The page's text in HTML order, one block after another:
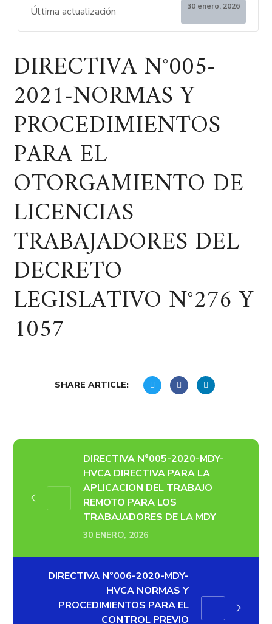
Última actualización 30 enero, 2026
DIRECTIVA N°005-
2021-NORMAS Y
PROCEDIMIENTOS
PARA EL
OTORGAMIENTO DE
LICENCIAS
TRABAJADORES DEL
DECRETO
LEGISLATIVO N°276 Y
1057
SHARE ARTICLE:
DIRECTIVA N°005-2020-MDY-
HVCA DIRECTIVA PARA LA
APLICACION DEL TRABAJO
REMOTO PARA LOS
TRABAJADORES DE LA MDY
30 ENERO, 2026
DIRECTIVA N°006-2020-MDY-
HVCA NORMAS Y
PROCEDIMIENTOS PARA EL
CONTROL PREVIO